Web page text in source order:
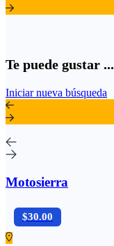
Te puede gustar ...
Iniciar nueva búsqueda
Motosierra
$30.00